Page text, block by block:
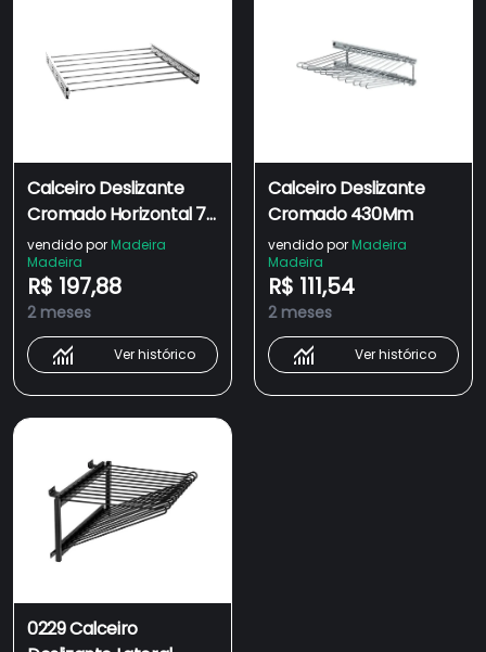
Calceiro Deslizante
Cromado Horizontal 7
Varetas Guarda Roupa
Closet Aramado Giosul
vendido por Madeira
Madeira
R$ 197,88
2 meses
Ver histórico
Calceiro Deslizante
Cromado 430Mm
vendido por Madeira
Madeira
R$ 111,54
2 meses
Ver histórico
0229 Calceiro